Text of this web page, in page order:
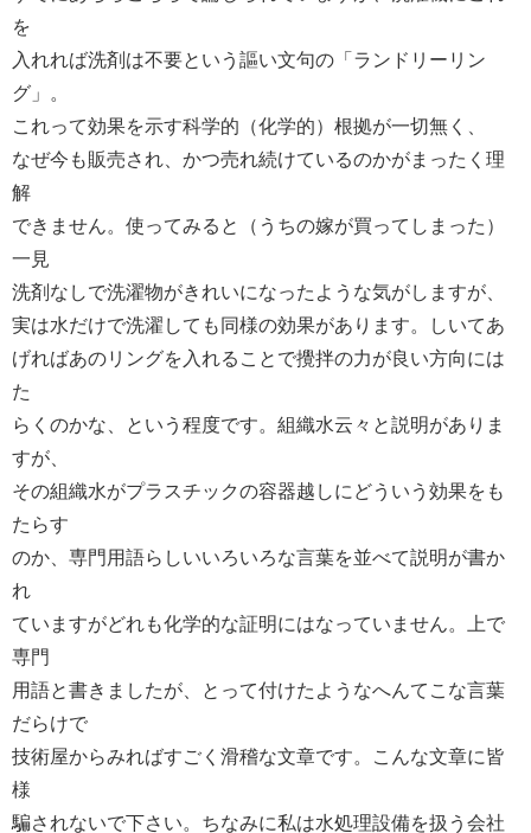
を
入れれば洗剤は不要という謳い文句の「ランドリーリン
グ」。
これって効果を示す科学的（化学的）根拠が一切無く、
なぜ今も販売され、かつ売れ続けているのかがまったく理
解
できません。使ってみると（うちの嫁が買ってしまった）
一見
洗剤なしで洗濯物がきれいになったような気がしますが、
実は水だけで洗濯しても同様の効果があります。しいてあ
げればあのリングを入れることで攪拌の力が良い方向には
た
らくのかな、という程度です。組織水云々と説明がありま
すが、
その組織水がプラスチックの容器越しにどういう効果をも
たらす
のか、専門用語らしいいろいろな言葉を並べて説明が書か
れ
ていますがどれも化学的な証明にはなっていません。上で
専門
用語と書きましたが、とって付けたようなへんてこな言葉
だらけで
技術屋からみればすごく滑稽な文章です。こんな文章に皆
様
騙されないで下さい。ちなみに私は水処理設備を扱う会社